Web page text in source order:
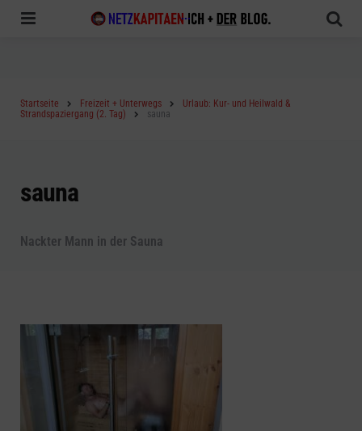
Startseite Freizeit + Unterwegs
Urlaub: Kur- und Heilwald &
Strandspaziergang (2. Tag)
sauna
sauna
Nackter Mann in der Sauna